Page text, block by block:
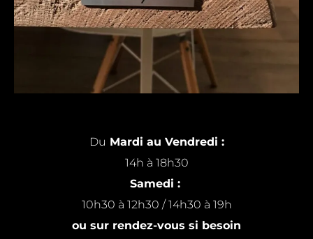
Du Mardi au Vendredi :
14h à 18h30
Samedi :
10h30 à 12h30 / 14h30 à 19h
ou sur rendez-vous si besoin